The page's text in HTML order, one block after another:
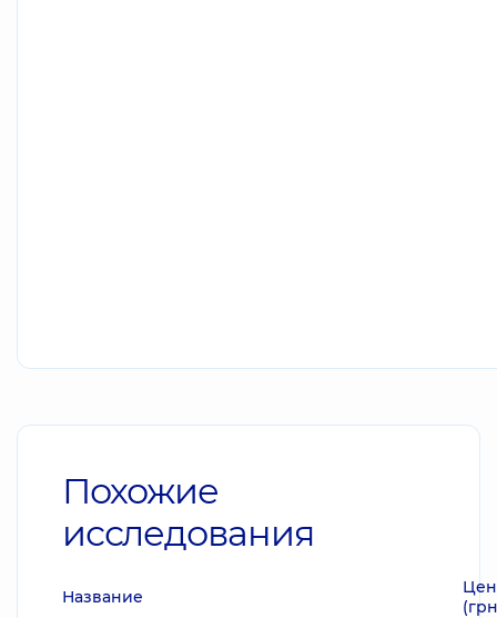
Похожие
исследования
Название